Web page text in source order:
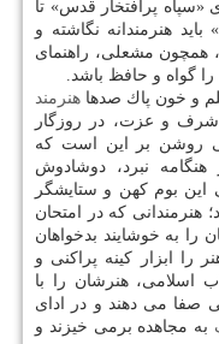
«سپاه پرافتخار قدس» تا
هنرمندانه نگاشته و
همچون مشعلی، راهنمای
را گواه و حافظ باشد.
و خون پاك صدها هنرمند
و عزت، در روزگار
روشن بر این است كه
نبرد، دوشادوش
این بوم كهن و ستایشگر
هنرمندانی كه در امتحان
را به خوشایند بدخواهان
را ابزار كینه پراكنی و
اسلامی، هنرشان را با
صفا می دهند و در ادای
به مجاهده برمی خیزند و